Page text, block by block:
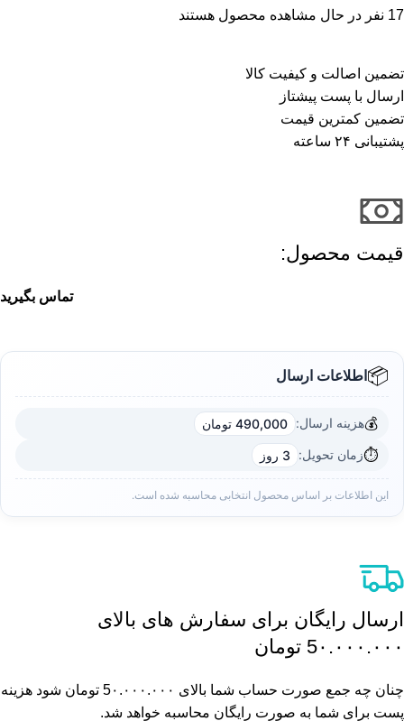
17 نفر در حال مشاهده محصول هستند
تضمین اصالت و کیفیت کالا
ارسال با پست پیشتاز
تضمین کمترین قیمت
پشتیبانی ۲۴ ساعته
قیمت محصول:​
تماس بگیرید
📦اطلاعات ارسال
💰هزینه ارسال: 490,000 تومان
⏱️زمان تحویل: 3 روز
این اطلاعات بر اساس محصول انتخابی محاسبه شده است.
ارسال رایگان برای سفارش های بالای
5٠.٠٠٠.٠٠٠ تومان
چنان چه جمع صورت حساب شما بالای 5٠.٠٠٠.٠٠٠ تومان شود هزینه
پست برای شما به صورت رایگان محاسبه خواهد شد.